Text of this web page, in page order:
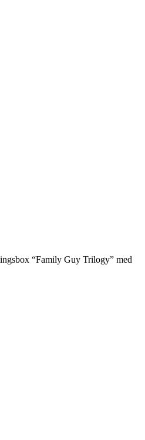
“Family Guy Trilogy” med